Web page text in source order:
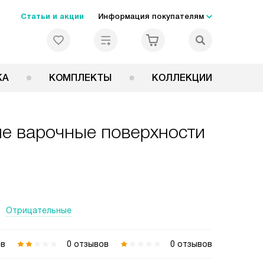
Статьи и акции Информация покупателям
КОМПЛЕКТЫ КОЛЛЕКЦИИ
варочные поверхности
Отрицательные
0 отзывов 0 отзывов